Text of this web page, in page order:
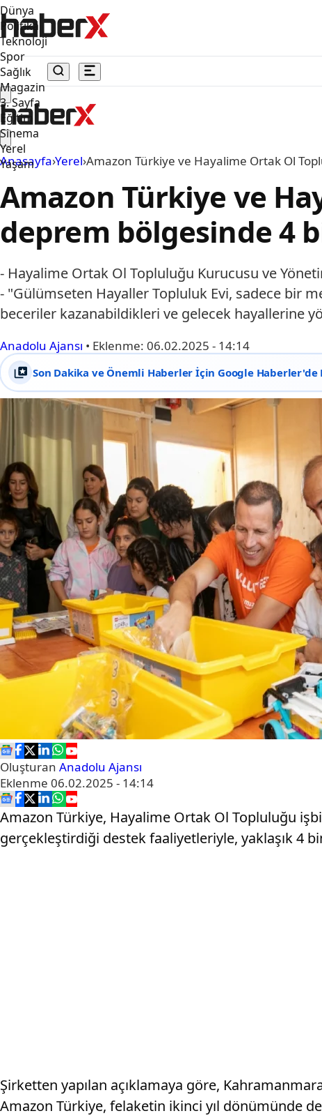
Dünya
Politika
Teknoloji
Spor
Sağlık
Magazin
3. Sayfa
Eğitim
Sinema
Yerel
Yaşam
Anasayfa›Yerel›Amazon Türkiye ve Hayalime Ortak Ol
Amazon Türkiye ve
deprem bölgesinde 4
- Hayalime Ortak Ol Topluluğu Kurucusu ve
- "Gülümseten Hayaller Topluluk Evi, sadece bir
beceriler kazanabildikleri ve gelecek hayallerine
Anadolu Ajansı • Eklenme: 06.02.2025 - 14:14
Son Dakika ve Önemli Haberler İçin Google Haberler'de
Oluşturan Anadolu Ajansı
Eklenme 06.02.2025 - 14:14
Amazon Türkiye, Hayalime Ortak Ol Topluluğu
gerçekleştirdiği destek faaliyetleriyle, yaklaşık 4
Şirketten yapılan açıklamaya göre,
Amazon Türkiye, felaketin ikinci yıl dönümünde